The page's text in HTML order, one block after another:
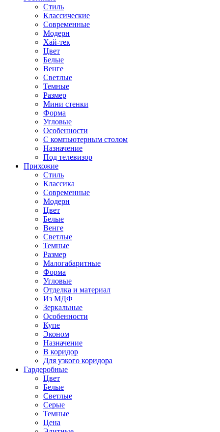
Стиль
Классические
Современные
Модерн
Хай-тек
Цвет
Белые
Венге
Светлые
Темные
Размер
Мини стенки
Форма
Угловые
Особенности
С компьютерным столом
Назначение
Под телевизор
Прихожие
Стиль
Классика
Современные
Модерн
Цвет
Белые
Венге
Светлые
Темные
Размер
Малогабаритные
Форма
Угловые
Отделка и материал
Из МДФ
Зеркальные
Особенности
Купе
Эконом
Назначение
В коридор
Для узкого коридора
Гардеробные
Цвет
Белые
Светлые
Серые
Темные
Цена